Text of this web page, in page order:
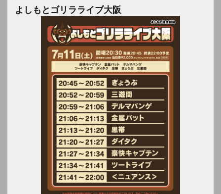
よしもとゴリラライブ大阪